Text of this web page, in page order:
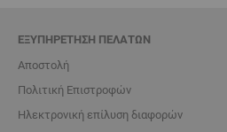
ΕΞΥΠΗΡΈΤΗΣΗ ΠΕΛΑΤΏΝ
Αποστολή
Πολιτική Επιστροφών
Ηλεκτρονική επίλυση διαφορών